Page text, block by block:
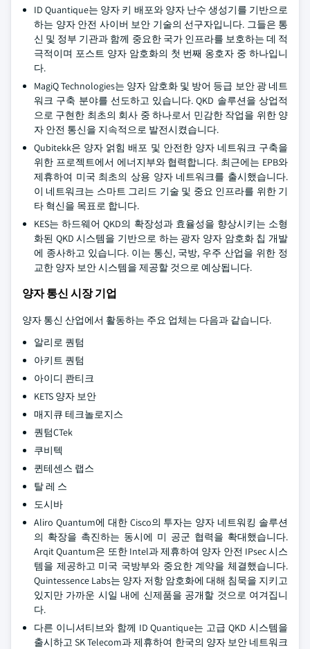
ID Quantique는 양자 키 배포와 양자 난수 생성기를 기반으로
하는 양자 안전 사이버 보안 기술의 선구자입니다. 그들은 통
신 및 정부 기관과 함께 중요한 국가 인프라를 보호하는 데 적
극적이며 포스트 양자 암호화의 첫 번째 옹호자 중 하나입니
다.
MagiQ Technologies는 양자 암호화 및 방어 등급 보안 광 네트
워크 구축 분야를 선도하고 있습니다. QKD 솔루션을 상업적
으로 구현한 최초의 회사 중 하나로서 민감한 작업을 위한 양
자 안전 통신을 지속적으로 발전시켰습니다.
Qubitekk은 양자 얽힘 배포 및 안전한 양자 네트워크 구축을
위한 프로젝트에서 에너지부와 협력합니다. 최근에는 EPB와
제휴하여 미국 최초의 상용 양자 네트워크를 출시했습니다.
이 네트워크는 스마트 그리드 기술 및 중요 인프라를 위한 기
타 혁신을 목표로 합니다.
KES는 하드웨어 QKD의 확장성과 효율성을 향상시키는 소형
화된 QKD 시스템을 기반으로 하는 광자 양자 암호화 칩 개발
에 종사하고 있습니다. 이는 통신, 국방, 우주 산업을 위한 정
교한 양자 보안 시스템을 제공할 것으로 예상됩니다.
양자 통신 시장 기업
양자 통신 산업에서 활동하는 주요 업체는 다음과 같습니다.
알리로 퀀텀
아키트 퀀텀
아이디 콴티크
KETS 양자 보안
매지큐 테크놀로지스
퀀텀CTek
쿠비텍
퀸테센스 랩스
탈 레 스
도시바
Aliro Quantum에 대한 Cisco의 투자는 양자 네트워킹 솔루션
의 확장을 촉진하는 동시에 미 공군 협력을 확대했습니다.
Arqit Quantum은 또한 Intel과 제휴하여 양자 안전 IPsec 시스
템을 제공하고 미국 국방부와 중요한 계약을 체결했습니다.
Quintessence Labs는 양자 저항 암호화에 대해 침묵을 지키고
있지만 가까운 시일 내에 신제품을 공개할 것으로 여겨집니
다.
다른 이니셔티브와 함께 ID Quantique는 고급 QKD 시스템을
출시하고 SK Telecom과 제휴하여 한국의 양자 보안 네트워크